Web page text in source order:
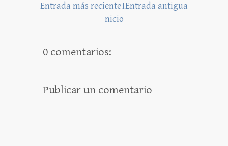
Entrada más reciente Entrada antigua
I
nicio
0 comentarios:
Publicar un comentario